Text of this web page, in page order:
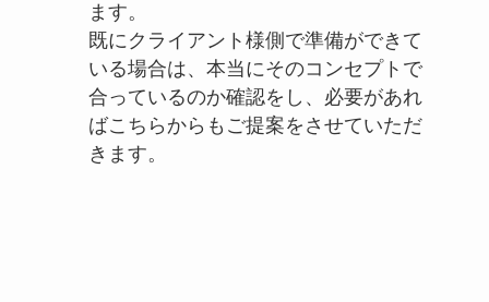
ます。
既にクライアント様側で準備ができて
いる場合は、本当にそのコンセプトで
合っているのか確認をし、必要があれ
ばこちらからもご提案をさせていただ
きます。